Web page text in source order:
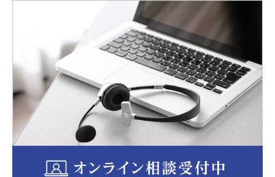
っても他の情報と容易に照合することができ、これ
により特定の個人を識別することができることとな
るものを含む）をいいます。
弊社は善良な管理者の注意義務をもって個人情報及
び秘密情報等を管理し、それらを保護するために、
情報等の漏洩が生じないように必要かつ適切な、合
理的予防措置を講じます。個人情報及び秘密情報等
について、厳密に秘密を保持するものとし、第三者
に開示あるいは漏洩し、また、業務の目的以外に使
①ご本人の同意がある場合